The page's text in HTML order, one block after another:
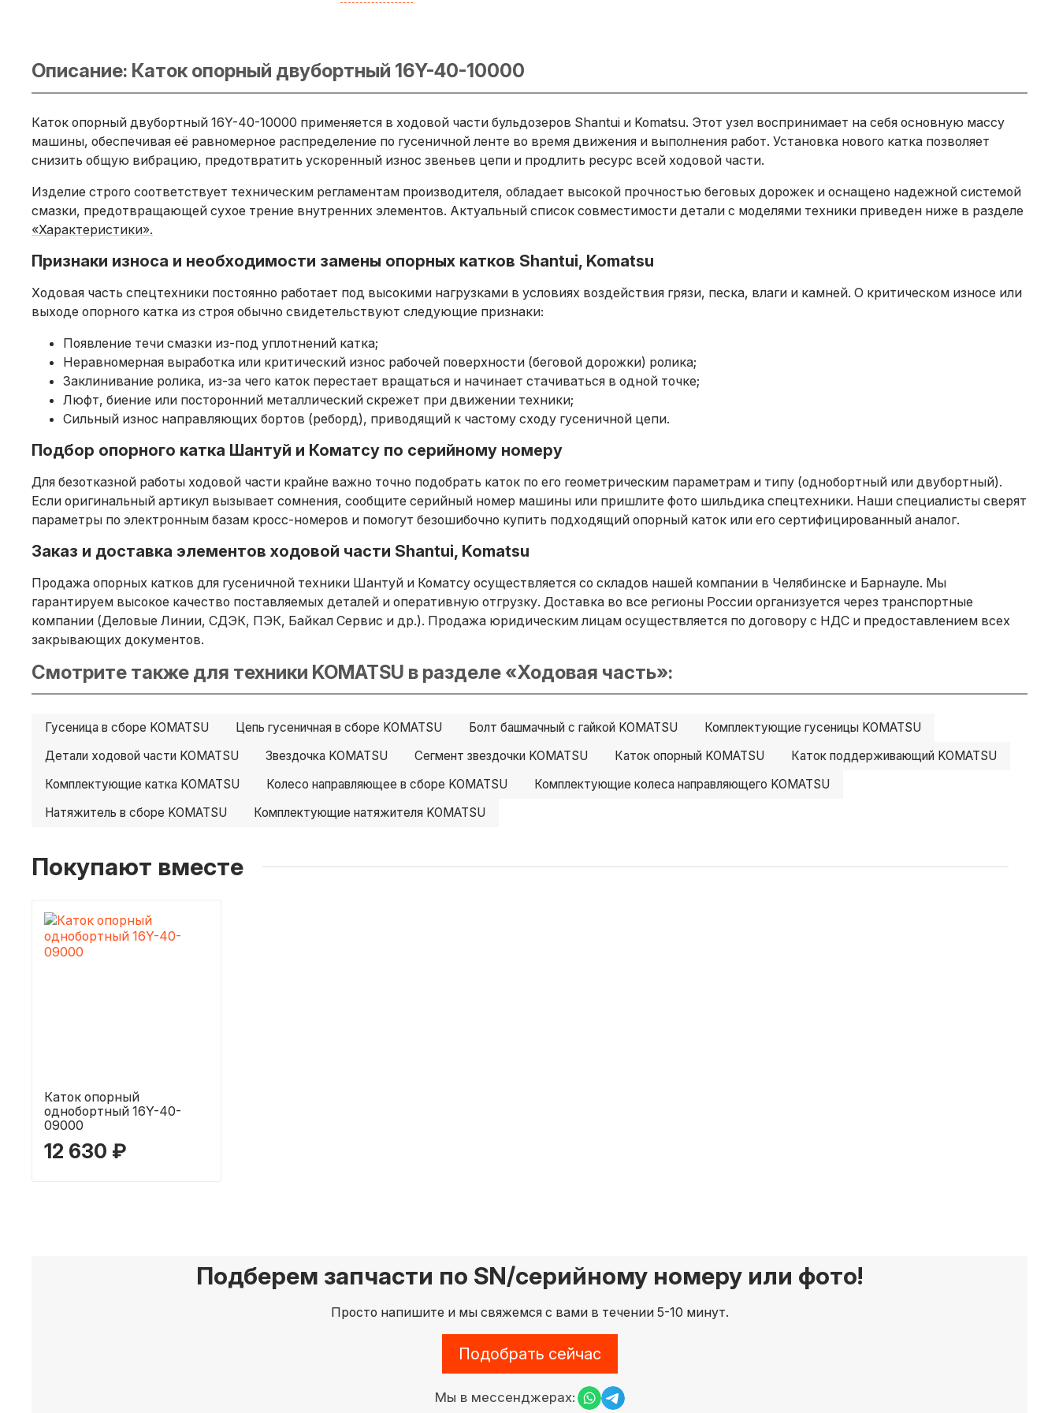
3
14X-30-00095
14X-30-00132
14X-30-00135
14X-30-00136
14X-30-14200
Описание: Каток опорный двубортный 16Y-40-10000
Каток опорный двубортный 16Y-40-10000 применяется в ходовой части бульдозеров Shantui и Komatsu. Этот узел воспринимает на себя основную массу
машины, обеспечивая её равномерное распределение по гусеничной ленте во время движения и выполнения работ. Установка нового катка позволяет
снизить общую вибрацию, предотвратить ускоренный износ звеньев цепи и продлить ресурс всей ходовой части.
Изделие строго соответствует техническим регламентам производителя, обладает высокой прочностью беговых дорожек и оснащено надежной системой
смазки, предотвращающей сухое трение внутренних элементов. Актуальный список совместимости детали с моделями техники приведен ниже в разделе
«Характеристики».
Признаки износа и необходимости замены опорных катков Shantui, Komatsu
Ходовая часть спецтехники постоянно работает под высокими нагрузками в условиях воздействия грязи, песка, влаги и камней. О критическом износе или
выходе опорного катка из строя обычно свидетельствуют следующие признаки:
Появление течи смазки из-под уплотнений катка;
Неравномерная выработка или критический износ рабочей поверхности (беговой дорожки) ролика;
Заклинивание ролика, из-за чего каток перестает вращаться и начинает стачиваться в одной точке;
Люфт, биение или посторонний металлический скрежет при движении техники;
Сильный износ направляющих бортов (реборд), приводящий к частому сходу гусеничной цепи.
Подбор опорного катка Шантуй и Коматсу по серийному номеру
Для безотказной работы ходовой части крайне важно точно подобрать каток по его геометрическим параметрам и типу (однобортный или двубортный).
Если оригинальный артикул вызывает сомнения, сообщите серийный номер машины или пришлите фото шильдика спецтехники. Наши специалисты сверят
параметры по электронным базам кросс-номеров и помогут безошибочно купить подходящий опорный каток или его сертифицированный аналог.
Заказ и доставка элементов ходовой части Shantui, Komatsu
Продажа опорных катков для гусеничной техники Шантуй и Коматсу осуществляется со складов нашей компании в Челябинске и Барнауле. Мы
гарантируем высокое качество поставляемых деталей и оперативную отгрузку. Доставка во все регионы России организуется через транспортные
компании (Деловые Линии, СДЭК, ПЭК, Байкал Сервис и др.). Продажа юридическим лицам осуществляется по договору с НДС и предоставлением всех
закрывающих документов.
Смотрите также для техники KOMATSU в разделе «Ходовая часть»:
Гусеница в сборе KOMATSU Цепь гусеничная в сборе KOMATSU Болт башмачный с гайкой KOMATSU
Комплектующие гусеницы KOMATSU
Детали ходовой части KOMATSU
Звездочка KOMATSU Сегмент звездочки KOMATSU Каток опорный KOMATSU
Каток поддерживающий KOMATSU
Комплектующие катка KOMATSU
Колесо направляющее в сборе KOMATSU
Комплектующие колеса направляющего KOMATSU
Натяжитель в сборе KOMATSU
Комплектующие натяжителя KOMATSU
Покупают вместе
Каток опорный
однобортный 16Y-40-
09000
12 630 ₽
Подберем запчасти по SN/серийному номеру или фото!
Просто напишите и мы свяжемся с вами в течении 5-10 минут.
Подобрать сейчас
Мы в мессенджерах: